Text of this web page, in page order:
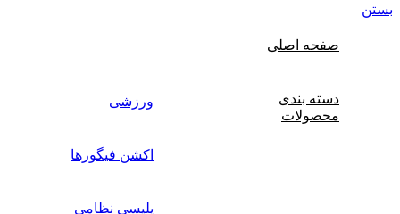
صفحه اصلی
دسته بندی
محصولات
ورزشی
اکشن فیگورها
پلیسی نظامی